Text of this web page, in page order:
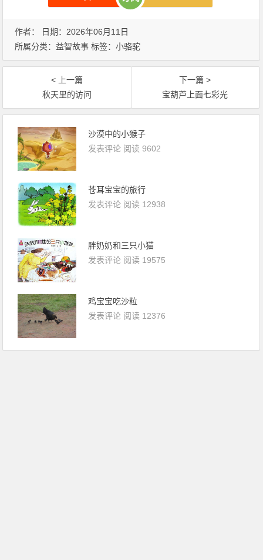
作者： 日期：2026年06月11日
所属分类： 益智故事 标签：小骆驼
< 上一篇
秋天里的访问
下一篇 >
宝葫芦上面七彩光
沙漠中的小猴子
发表评论 阅读 9602
苍耳宝宝的旅行
发表评论 阅读 12938
胖奶奶和三只小猫
发表评论 阅读 19575
鸡宝宝吃沙粒
发表评论 阅读 12376